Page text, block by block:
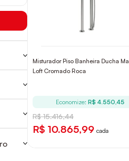
Misturador Piso Banheira Ducha
Loft Cromado Roca
Economize: R$ 4.550,45
R$ 15.416,44
R$ 10.865,99 cada